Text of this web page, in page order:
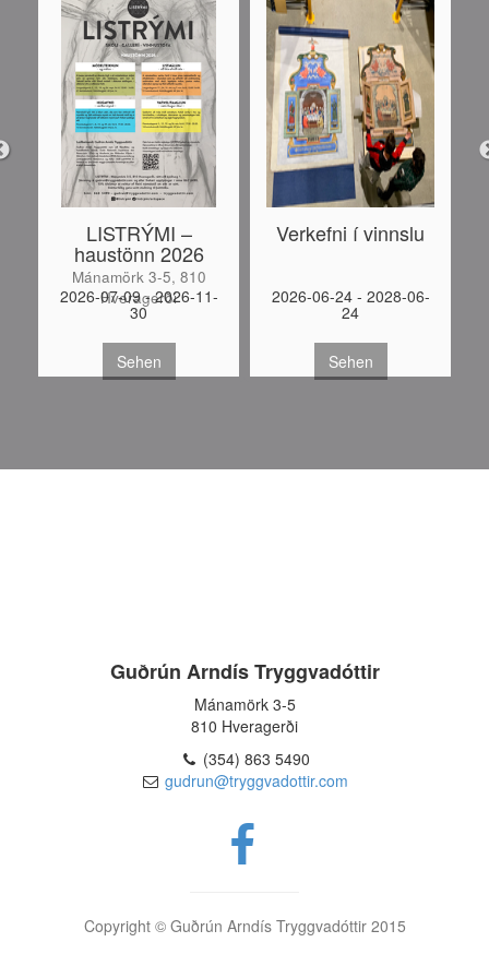
LISTRÝMI –
haustönn 2026
Mánamörk 3-5, 810
Hveragerði
2026-07-09 - 2026-11-
30
Sehen
Verkefni í vinnslu
2026-06-24 - 2028-06-
24
Sehen
Guðrún Arndís Tryggvadóttir
Mánamörk 3-5
810 Hveragerði
(354) 863 5490
gudrun@tryggvadottir.com
Copyright © Guðrún Arndís Tryggvadóttir 2015